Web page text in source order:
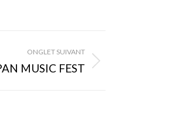
ONGLET SUIVANT
MUSIC FEST